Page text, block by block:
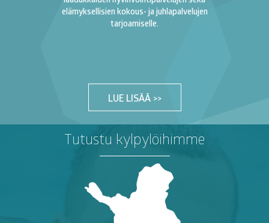
elämyksellisien kokous- ja juhlapalvelujen
tarjoamiselle.
LUE LISÄÄ >>
Tutustu kylpylöihimme